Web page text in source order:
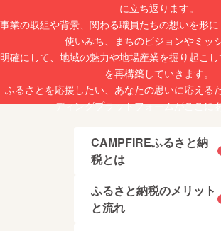
に立ち返ります。
事業の取組や背景、関わる職員たちの想いを形
使いみち、まちのビジョンやミッ
明確にして、地域の魅力や地場産業を掘り起こ
を再構築していきます。
ふるさとを応援したい、あなたの思いに応える
ディングプラットフォームがここに
CAMPFIREふるさと納
税とは
ふるさと納税のメリット
と流れ